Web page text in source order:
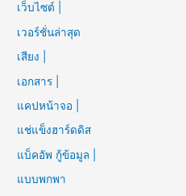
เว็บไซต์ |
เวอร์ชั่นล่าสุด
เสียง |
เอกสาร |
แคปหน้าจอ |
แช่แข็งฮาร์ดดิส
แบ็คอัพ กู้ข้อมูล |
แบบพกพา